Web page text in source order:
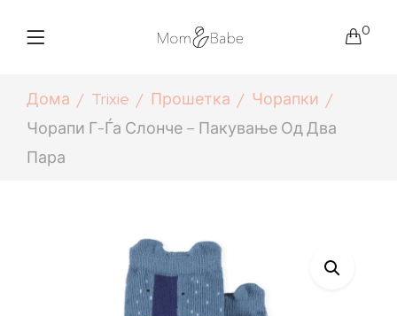
0
Дома Trixie Прошетка
Чорапки
Чорапи Г-Ѓа Слонче – Пакување Од Два
Пара